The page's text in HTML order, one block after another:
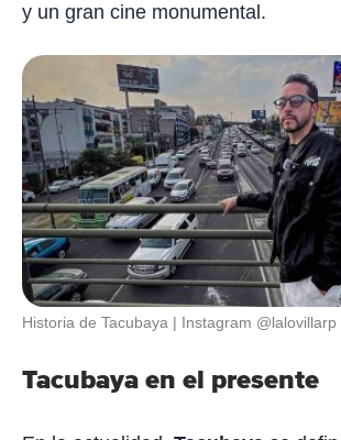
y un gran cine monumental.
Historia de Tacubaya Instagram @lalovillarp
Tacubaya en el presente